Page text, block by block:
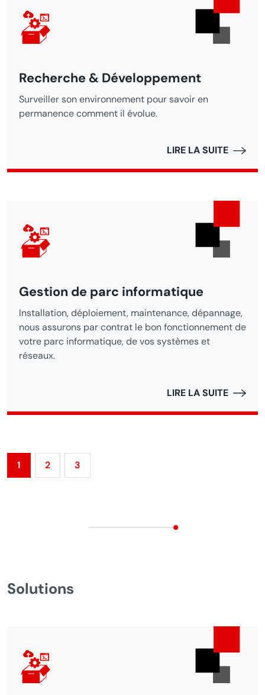
Recherche & Développement
Surveiller son environnement pour savoir en
permanence comment il évolue.
LIRE LA SUITE
Gestion de parc informatique
Installation, déploiement, maintenance, dépannage,
nous assurons par contrat le bon fonctionnement de
votre parc informatique, de vos systèmes et
réseaux.
LIRE LA SUITE
1 2 3
Solutions